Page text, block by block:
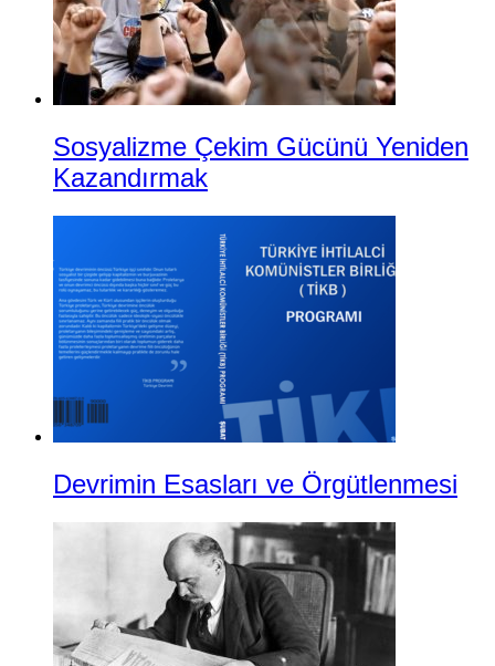
Sosyalizme Çekim Gücünü Yeniden
Kazandırmak
Devrimin Esasları ve Örgütlenmesi